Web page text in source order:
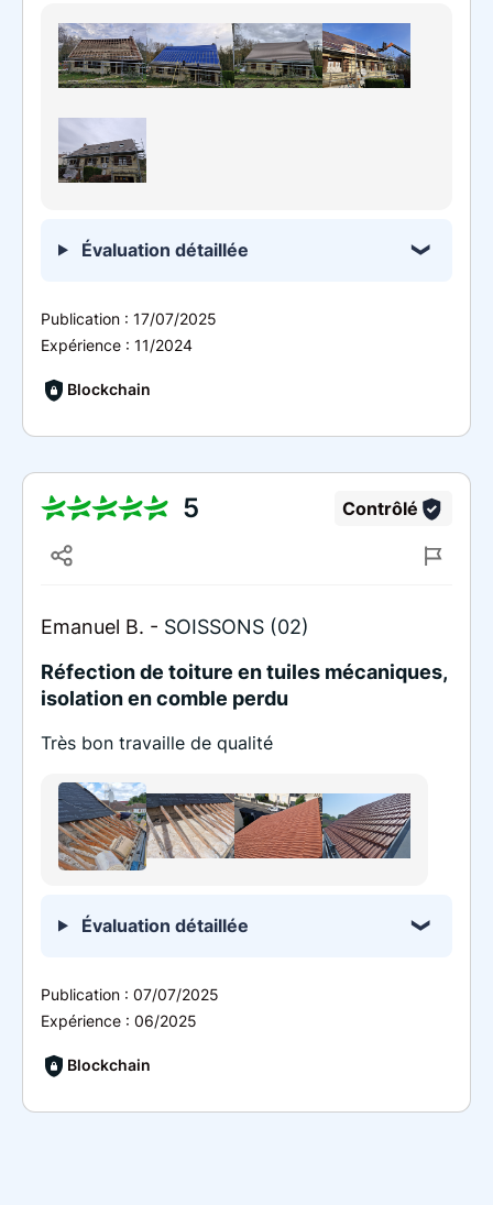
Évaluation détaillée
Publication : 17/07/2025
Expérience : 11/2024
Blockchain
5 Contrôlé
Emanuel B. - SOISSONS (02)
Réfection de toiture en tuiles mécaniques,
isolation en comble perdu
Très bon travaille de qualité
Évaluation détaillée
Publication : 07/07/2025
Expérience : 06/2025
Blockchain